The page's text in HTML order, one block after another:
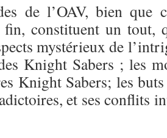
de l’OAV, bien que
fin, constituent un tout,
mystérieux de
Knight Sabers ; les
Knight Sabers; les
et ses conflits